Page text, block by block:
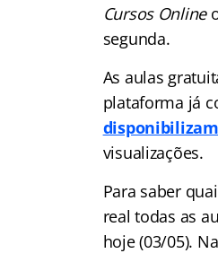
Cursos Online
segunda.
As aulas
plataforma já
visualizações.
Para saber
real todas as
hoje (03/05).